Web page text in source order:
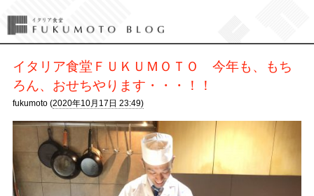
イタリア食堂ＦＵＫＵＭＯＴＯ 今年も、もち
ろん、おせちやります・・・！！
fukumoto (2020年10月17日 23:49)